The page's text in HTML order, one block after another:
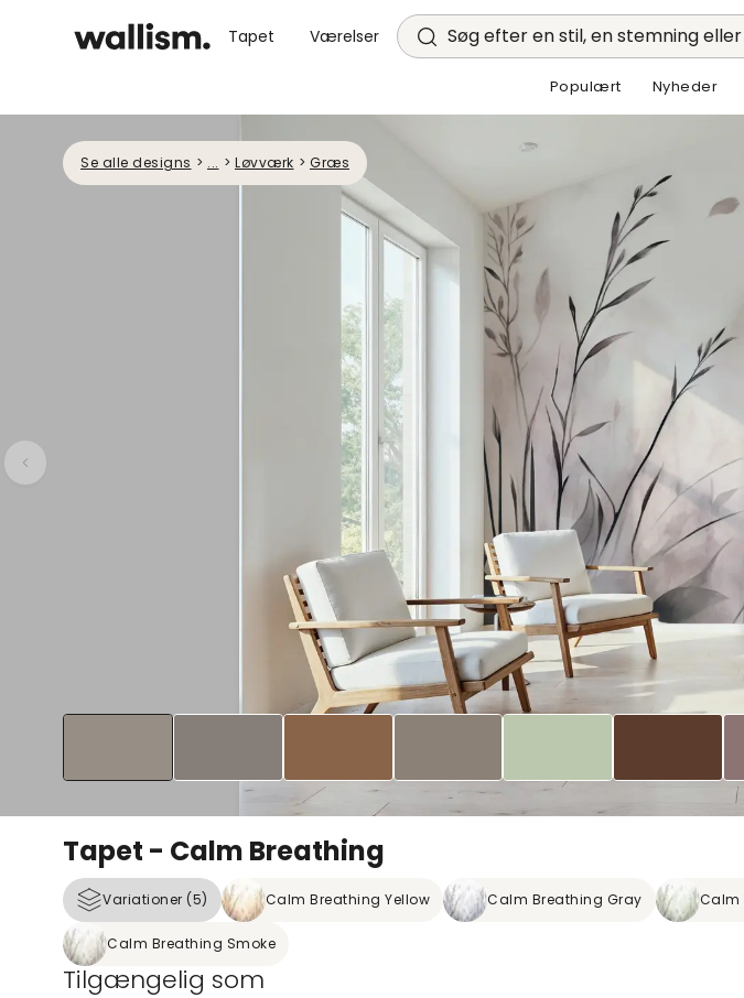
Tapet Værelser Søg efter en stil, en stemning eller
Populært Nyheder
Se alle designs > ... > Løvværk > Græs
Tapet - Calm Breathing
Variationer (5) Calm Breathing Yellow Calm Breathing Gray Calm
Calm Breathing Smoke
Tilgængelig som